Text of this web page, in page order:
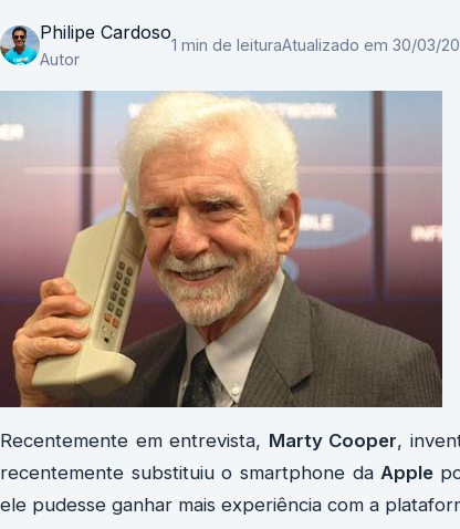
Philipe Cardoso
Autor
1 min de leituraAtualizado em 30/03/
Recentemente em entrevista, Marty Cooper,
recentemente substituiu o smartphone daApple
ele pudesse ganhar mais experiência com a